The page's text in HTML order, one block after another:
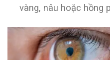
vàng, nâu hoặc hồng